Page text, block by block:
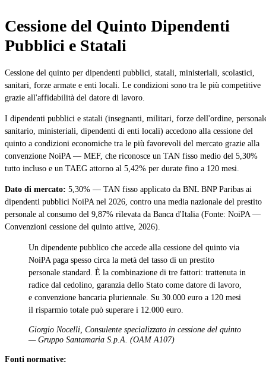
Cessione del Quinto Dipendenti
Pubblici e Statali
Cessione del quinto per dipendenti pubblici, statali, ministeriali, scolastici,
sanitari, forze armate e enti locali. Le condizioni sono tra le più competitive
grazie all'affidabilità del datore di lavoro.
I dipendenti pubblici e statali (insegnanti, militari, forze dell'ordine,
sanitario, ministeriali, dipendenti di enti locali) accedono alla cessione del
quinto a condizioni economiche tra le più favorevoli del mercato grazie alla
convenzione NoiPA — MEF, che riconosce un TAN fisso medio del 5,30%
tutto incluso e un TAEG attorno al 5,42% per durate fino a 120 mesi.
Dato di mercato: 5,30% — TAN fisso applicato da BNL BNP Paribas ai
dipendenti pubblici NoiPA nel 2026, contro una media nazionale del prestito
personale al consumo del 9,87% rilevata da Banca d'Italia (Fonte: NoiPA —
Convenzioni cessione del quinto attive, 2026).
Un dipendente pubblico che accede alla cessione del quinto via
NoiPA paga spesso circa la metà del tasso di un prestito
personale standard. È la combinazione di tre fattori: trattenuta in
radice dal cedolino, garanzia dello Stato come datore di lavoro,
e convenzione bancaria pluriennale. Su 30.000 euro a 120 mesi
il risparmio totale può superare i 12.000 euro.
Giorgio Nocelli, Consulente specializzato in cessione del quinto
— Gruppo Santamaria S.p.A. (OAM A107)
Fonti normative: